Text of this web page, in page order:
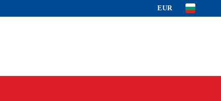
EUR